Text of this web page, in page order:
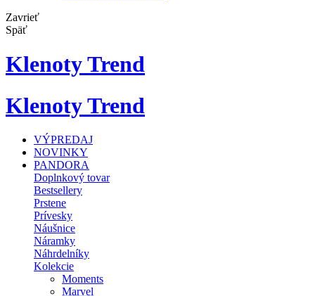
Zavrieť
Späť
Klenoty Trend
Klenoty Trend
VÝPREDAJ
NOVINKY
PANDORA
Doplnkový tovar
Bestsellery
Prstene
Prívesky
Náušnice
Náramky
Náhrdelníky
Kolekcie
Moments
Marvel